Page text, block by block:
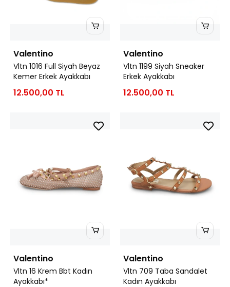
Valentino
Vltn 1016 Full Siyah Beyaz
Kemer Erkek Ayakkabı
12.500,00 TL
Valentino
Vltn 1199 Siyah Sneaker
Erkek Ayakkabı
12.500,00 TL
Valentino
Vltn 16 Krem Bbt Kadın
Ayakkabı*
Valentino
Vltn 709 Taba Sandalet
Kadın Ayakkabı